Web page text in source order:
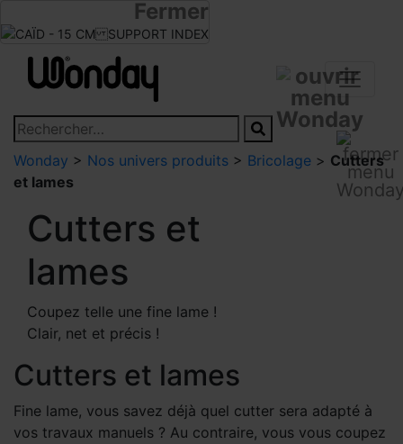
Devenir revendeur
Wonday > Nos univers produits > Bricolage > Cutters
et lames
Cutters et
lames
Coupez telle une fine lame !
Clair, net et précis !
Cutters et lames
Fine lame, vous savez déjà quel cutter sera adapté à
vos travaux manuels ? Au contraire, vous vous coupez
Fermer